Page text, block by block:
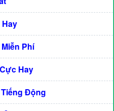
Phí
Hay
Động